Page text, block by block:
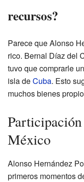
recursos?
Parece que Alonso
rico. Bernal Díaz del
tuvo que comprarle
isla deCuba. Esto
muchos bienes
México
Alonso Hernández
primeros momentos